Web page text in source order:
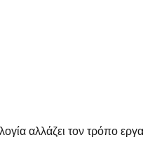
αλλάζει τον τρόπο